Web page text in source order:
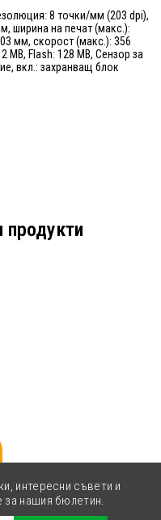
8 точки/мм (203 dpi),
ширина на печат (макс.):
мм, скорост (макс.): 356
MB, Flash: 128 MB, Сензор за
вкл.: захранващ блок
интересни съвети и
за нашия бюлетин.